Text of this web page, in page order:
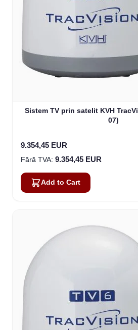
Sistem TV prin satelit KVH
07)
9.354,45 EUR
9.354,45 EUR
Add to Cart